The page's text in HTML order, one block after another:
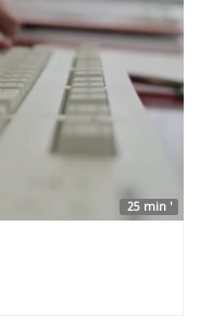
25 min '